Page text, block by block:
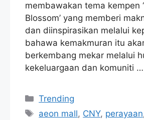
membawakan tema kempen
Blossom’ yang memberi
dan diinspirasikan melalui
bahawa kemakmuran itu
berkembang mekar melalui
kekeluargaan dan komuniti …
Categories
Trending
Tags
aeon mall, CNY, perayaan